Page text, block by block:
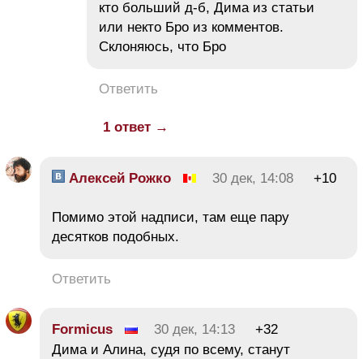
кто больший д-б, Дима из статьи
или некто Бро из комментов.
Склоняюсь, что Бро
Ответить
1 ответ →
Алексей Рожко 30 дек, 14:08 +10
Помимо этой надписи, там еще пару
десятков подобных.
Ответить
Formicus 30 дек, 14:13
+32
Дима и Алина, судя по всему, станут